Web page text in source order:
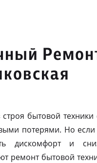
бытовой
потерями. Но
дискомфорт и
ремонт бытовой